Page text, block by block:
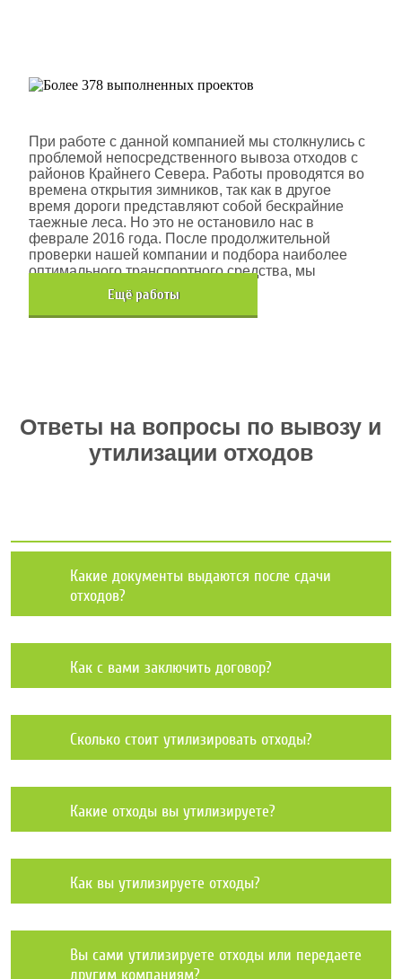
При работе с данной компанией мы столкнулись с
проблемой непосредственного вывоза отходов с
районов Крайнего Севера. Работы проводятся во
времена открытия зимников, так как в другое
время дороги представляют собой бескрайние
таежные леса. Но это не остановило нас в
феврале 2016 года. После продолжительной
проверки нашей компании и подбора наиболее
оптимального транспортного средства, мы
помогли данной компании.
Eщё работы
Ответы на вопросы по вывозу и
утилизации отходов
Какие документы выдаются после сдачи
отходов?
Как с вами заключить договор?
Сколько стоит утилизировать отходы?
Какие отходы вы утилизируете?
Как вы утилизируете отходы?
Вы сами утилизируете отходы или передаете
другим компаниям?